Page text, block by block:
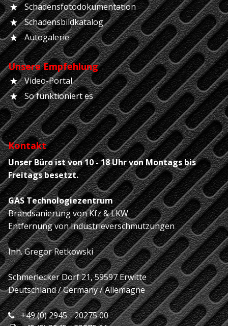
Schadensfotodokumentation
Schadensbildkatalog
Autogalerie
Unsere Empfehlung
Video-Portal
So funktioniert es
Kontakt
Unser Büro ist von 10 - 18 Uhr von Montags bis
Freitags besetzt.
GAS Technologiezentrum
Brandsanierung von Kfz & LKW
Entfernung von Industrieverschmutzungen
Inh. Gregor Retkowski
Schmerlecker Dorf 21, 59597 Erwitte
Deutschland / Germany / Allemagne
+49 (0) 2945 - 20275 00